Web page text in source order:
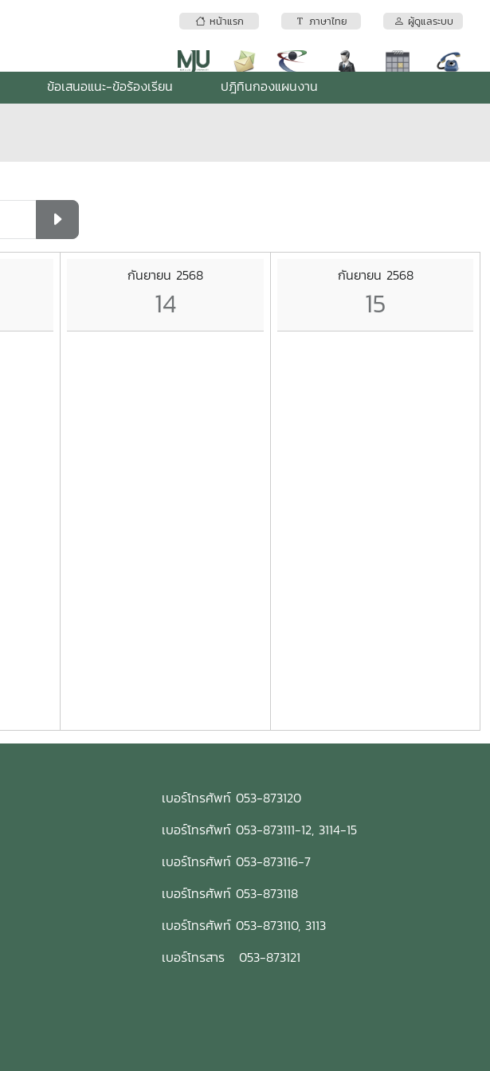
หน้าแรก ภาษาไทย ผู้ดูแลระบบ
ข้อเสนอแนะ-ข้อร้องเรียน ปฎิทินกองแผนงาน
กันยายน 2568
14
กันยายน 2568
15
เบอร์โทรศัพท์ 053-873120
เบอร์โทรศัพท์ 053-873111-12, 3114-15
เบอร์โทรศัพท์ 053-873116-7
เบอร์โทรศัพท์ 053-873118
เบอร์โทรศัพท์ 053-873110, 3113
เบอร์โทรสาร 053-873121